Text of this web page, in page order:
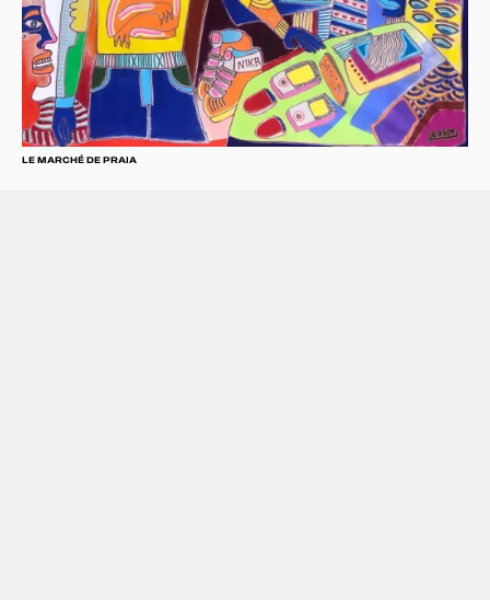
LE MARCHÉ DE PRAIA